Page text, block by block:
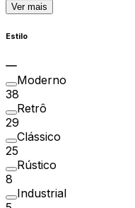
Ver mais
Estilo
Moderno
38
Retrô
29
Clássico
25
Rústico
8
Industrial